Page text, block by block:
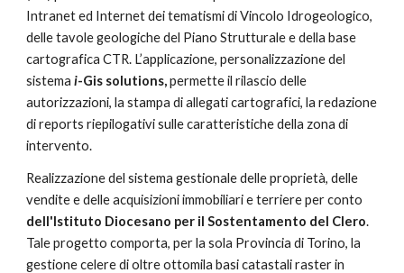
Intranet ed Internet dei tematismi di Vincolo Idrogeologico,
delle tavole geologiche del Piano Strutturale e della base
cartografica CTR. L’applicazione, personalizzazione del
sistema i-Gis solutions, permette il rilascio delle
autorizzazioni, la stampa di allegati cartografici, la redazione
di reports riepilogativi sulle caratteristiche della zona di
intervento.
Realizzazione del sistema gestionale delle proprietà, delle
dell'Istituto Diocesano per il Sostentamento del Clero.
Tale progetto comporta, per la sola Provincia di Torino, la
gestione celere di oltre ottomila basi catastali raster in